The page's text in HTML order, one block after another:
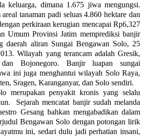
keluarga, dimana 1.675 jiwa mengungsi.
tanaman padi seluas 4.860 hektare dan
perkiraan kerugian mencapai Rp6,327
Umum Provinsi Jatim memprediksi banjir
daerah aliran Sungai Bengawan Solo, 25
Wilayah yang terancam adalah Gresik,
Bojonegoro. Banjir luapan sungai
ini juga menghantui wilayah Solo Raya,
Sragen, Karanganyar, dan Solo sendiri.
merupakan penyakit kronis yang selalu
Sejarah mencatat banjir sudah melanda
Gesang bahkan mengabadikan dalam
Bengawan Solo dengan potongan lirik
ini, sedari dulu jadi perhatian insani,